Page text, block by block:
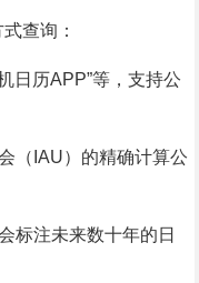
查询：
日历APP”等，支持公
（IAU）的精确计算公
标注未来数十年的日